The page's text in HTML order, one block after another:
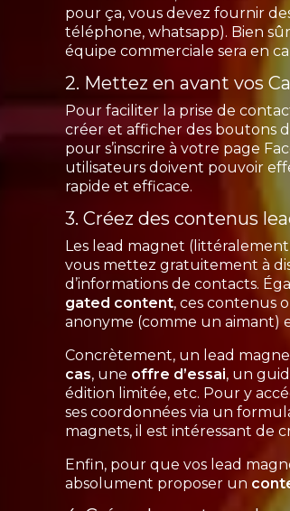
pour ça, vous devez fournir
téléphone, whatsapp). Bien
équipe commerciale sera en
2. Mettez en avant vos
Pour faciliter la prise de
créer et afficher des boutons
pour s’inscrire à votre page
utilisateurs doivent pouvoir
rapide et efficace.
3. Créez des contenus
Les lead magnet
vous mettez gratuitement à
d’informations de contacts.
gated content, ces contenus
anonyme (comme un aimant)
Concrètement, un lead
cas, une offre d’essai, un
édition limitée, etc. Pour y
ses coordonnées via un
magnets, il est intéressant de
Enfin, pour que vos lead
absolument proposer un